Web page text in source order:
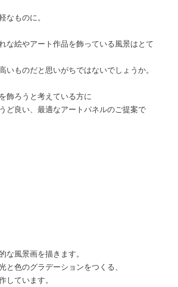
なものに。
な絵やアート作品を飾っている風景はとて
いものだと思いがちではないでしょうか。
飾ろうと考えている方に
ど良い、最適なアートパネルのご提案で
な風景画を描きます。
と色のグラデーションをつくる、
しています。